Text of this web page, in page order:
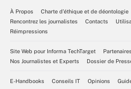
À Propos
Charte d’éthique et de déontologie
Rencontrez les journalistes
Contacts
Réimpressions
Site Web pour Informa TechTarget Partenaires
Nos Journalistes et Experts
Dossier de
E-Handbooks Conseils IT Opinions